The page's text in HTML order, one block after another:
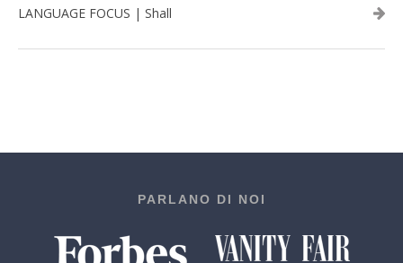
LANGUAGE FOCUS | Shall
PARLANO DI NOI